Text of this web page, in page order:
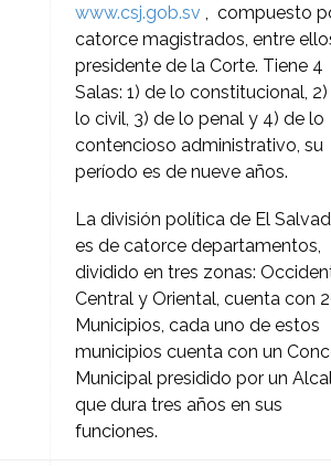
www.csj.gob.sv , compuesto
catorce magistrados, entre
presidente de la Corte. Tiene 4
Salas: 1) de lo constitucional,
lo civil, 3) de lo penal y 4) de lo
contencioso administrativo, su
período es de nueve años.
La división política de El
es de catorce departamentos,
dividido en tres zonas:
Central y Oriental, cuenta con
Municipios, cada uno de estos
municipios cuenta con un
Municipal presidido por un
que dura tres años en sus
funciones.